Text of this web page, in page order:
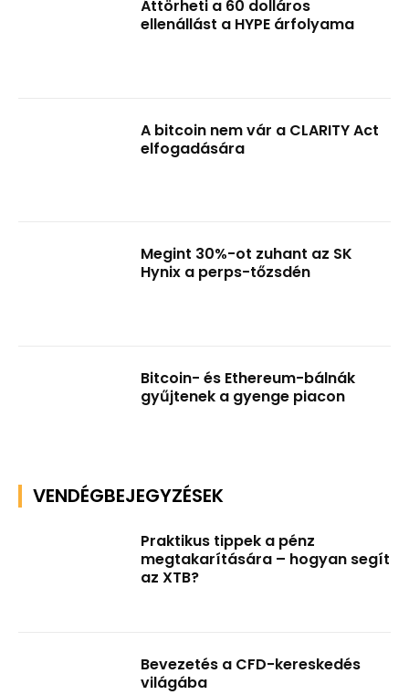
Áttörheti a 60 dolláros
ellenállást a HYPE árfolyama
A bitcoin nem vár a CLARITY Act
elfogadására
Megint 30%-ot zuhant az SK
Hynix a perps-tőzsdén
Bitcoin- és Ethereum-bálnák
gyűjtenek a gyenge piacon
VENDÉGBEJEGYZÉSEK
Praktikus tippek a pénz
megtakarítására – hogyan segít
az XTB?
Bevezetés a CFD-kereskedés
világába